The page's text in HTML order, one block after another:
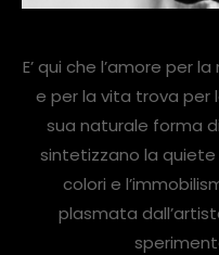
E’ qui che l’amore per
e per la vita trova per
sua naturale forma
sintetizzano la quiete
colori e
plasmata